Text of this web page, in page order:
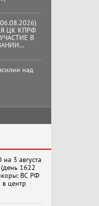
ЦК КПРФ
В
ОРЛА
над
3 августа
1622
ВС РФ
в центр